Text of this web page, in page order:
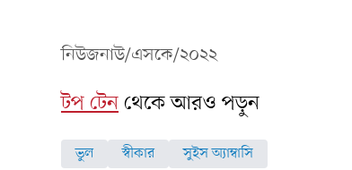
নিউজনাউ/এসকে/২০২২
টপ টেনথেকে আরও পড়ুন
ভুল স্বীকার সুইস অ্যাম্বাসি